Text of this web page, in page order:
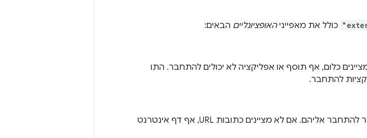
כולל את מאפייניהאופציונליים הבאים:
כלום, אף תוסף או אפליקציה לא יכולים להתחבר. התו
להתחבר.
שמותר להתחבר אליהם. אם לא מציינים כתובות URL, אף דף אינטרנט